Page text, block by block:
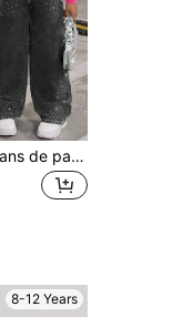
SHEIN Explorewe Jeans de pata de campana con decoración de strass para niñas preadolescentes, estilo fashionable Y2K para salidas casuales y caminatas por la ciudad
8-12 Years